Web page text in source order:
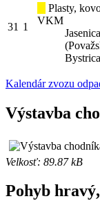
31 1
Plasty,
VKM
Jasenica
Kalendár zvozu
Výstavba
Velkosť: 89.87 kB
Pohyb